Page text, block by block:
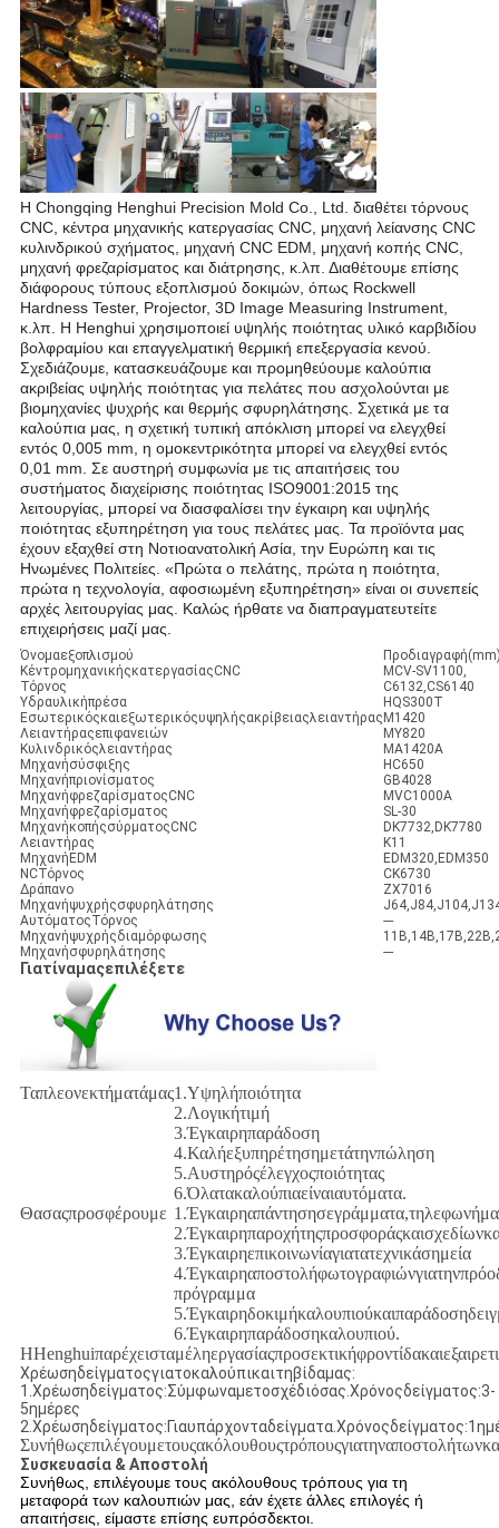
Η Chongqing Henghui Precision Mold Co., Ltd. διαθέτει τόρνους
CNC, κέντρα μηχανικής κατεργασίας CNC, μηχανή λείανσης CNC
κυλινδρικού σχήματος, μηχανή CNC EDM, μηχανή κοπής CNC,
μηχανή φρεζαρίσματος και διάτρησης, κ.λπ. Διαθέτουμε επίσης
διάφορους τύπους εξοπλισμού δοκιμών, όπως Rockwell
Hardness Tester, Projector, 3D Image Measuring Instrument,
κ.λπ. Η Henghui χρησιμοποιεί υψηλής ποιότητας υλικό καρβιδίου
βολφραμίου και επαγγελματική θερμική επεξεργασία κενού.
Σχεδιάζουμε, κατασκευάζουμε και προμηθεύουμε καλούπια
ακριβείας υψηλής ποιότητας για πελάτες που ασχολούνται με
βιομηχανίες ψυχρής και θερμής σφυρηλάτησης. Σχετικά με τα
καλούπια μας, η σχετική τυπική απόκλιση μπορεί να ελεγχθεί
εντός 0,005 mm, η ομοκεντρικότητα μπορεί να ελεγχθεί εντός
0,01 mm. Σε αυστηρή συμφωνία με τις απαιτήσεις του
συστήματος διαχείρισης ποιότητας ISO9001:2015 της
λειτουργίας, μπορεί να διασφαλίσει την έγκαιρη και υψηλής
ποιότητας εξυπηρέτηση για τους πελάτες μας. Τα προϊόντα μας
έχουν εξαχθεί στη Νοτιοανατολική Ασία, την Ευρώπη και τις
Ηνωμένες Πολιτείες. «Πρώτα ο πελάτης, πρώτα η ποιότητα,
πρώτα η τεχνολογία, αφοσιωμένη εξυπηρέτηση» είναι οι συνεπείς
αρχές λειτουργίας μας. Καλώς ήρθατε να διαπραγματευτείτε
επιχειρήσεις μαζί μας.
Όνομαεξοπλισμού
ΚέντρομηχανικήςκατεργασίαςCNC
MCV-SV1100,
Τόρνος
C6132,CS6140
Υδραυλικήπρέσα
HQS300T
Εσωτερικόςκαιεξωτερικόςυψηλήςακρίβειαςλειαντήρας M1420
Λειαντήραςεπιφανειών
MY820
Κυλινδρικόςλειαντήρας
MA1420A
Μηχανήσύσφιξης
HC650
Μηχανήπριονίσματος
GB4028
ΜηχανήφρεζαρίσματοςCNC
MVC1000A
Μηχανήφρεζαρίσματος
SL-30
ΜηχανήκοπήςσύρματοςCNC
DK7732,DK7780
Λειαντήρας
K11
ΜηχανήEDM
EDM320,EDM350
NCΤόρνος
CK6730
Δράπανο
ZX7016
Μηχανήψυχρήςσφυρηλάτησης
ΑυτόματοςΤόρνος
---
Μηχανήψυχρήςδιαμόρφωσης
Μηχανήσφυρηλάτησης
---
Γιατίναμαςεπιλέξετε
Ταπλεονεκτήματάμας1.Υψηλήποιότητα
2.Λογικήτιμή
3.Έγκαιρηπαράδοση
4.Καλήεξυπηρέτησημετάτηνπώληση
5.Αυστηρόςέλεγχοςποιότητας
6.Όλατακαλούπιαείναιαυτόματα.
Θασαςπροσφέρουμε
3.Έγκαιρηεπικοινωνίαγιατατεχνικάσημεία
πρόγραμμα
6.Έγκαιρηπαράδοσηκαλουπιού.
Χρέωσηδείγματοςγιατοκαλούπικαιτηβίδαμας:
1.Χρέωσηδείγματος:Σύμφωναμετοσχέδιόσας.Χρόνοςδείγματος:3-
5ημέρες
Συσκευασία & Αποστολή
Συνήθως, επιλέγουμε τους ακόλουθους τρόπους για τη
μεταφορά των καλουπιών μας, εάν έχετε άλλες επιλογές ή
απαιτήσεις, είμαστε επίσης ευπρόσδεκτοι.